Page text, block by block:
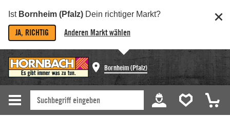
Ist Bornheim (Pfalz) Dein richtiger Markt?
JA, RICHTIG Anderen Markt wählen
Bornheim (Pfalz)